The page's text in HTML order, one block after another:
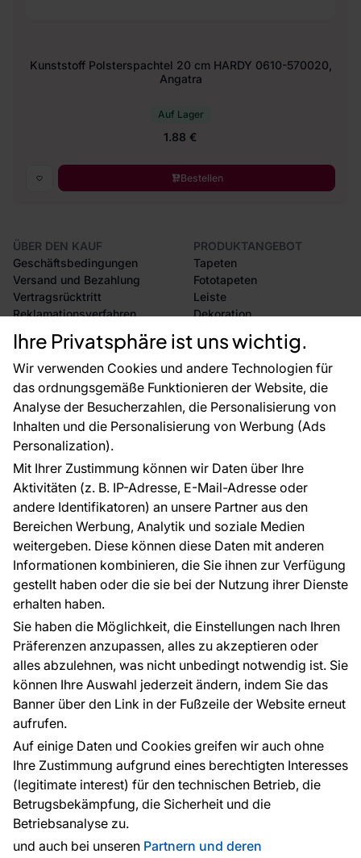
Ihre Privatsphäre ist uns wichtig.
Wir verwenden Cookies und andere Technologien für
das ordnungsgemäße Funktionieren der Website, die
Analyse der Besucherzahlen, die Personalisierung von
Inhalten und die Personalisierung von Werbung (Ads
Personalization).
Mit Ihrer Zustimmung können wir Daten über Ihre
Aktivitäten (z. B. IP-Adresse, E-Mail-Adresse oder
andere Identifikatoren) an unsere Partner aus den
Bereichen Werbung, Analytik und soziale Medien
weitergeben. Diese können diese Daten mit anderen
Informationen kombinieren, die Sie ihnen zur Verfügung
gestellt haben oder die sie bei der Nutzung ihrer Dienste
erhalten haben.
Sie haben die Möglichkeit, die Einstellungen nach Ihren
Präferenzen anzupassen, alles zu akzeptieren oder
alles abzulehnen, was nicht unbedingt notwendig ist. Sie
können Ihre Auswahl jederzeit ändern, indem Sie das
Banner über den Link in der Fußzeile der Website erneut
aufrufen.
Auf einige Daten und Cookies greifen wir auch ohne
Ihre Zustimmung aufgrund eines berechtigten Interesses
(legitimate interest) für den technischen Betrieb, die
Betrugsbekämpfung, die Sicherheit und die
Betriebsanalyse zu.
und auch bei unseren Partnern und deren
Kunststoff Polsterspachtel 20 cm HARDY 0610-570020,
Angatra
Auf Lager
1.88 €
Bestellen
ÜBER DEN KAUF
Geschäftsbedingungen
Versand und Bezahlung
Vertragsrücktritt
Reklamationsverfahren
Rücksendung von Waren
CE-Zertifizierung
Großhandel
Raumvisualisierung
PRODUKTANGEBOT
Tapeten
Fototapeten
Leiste
Dekoration
Selbstklebende Folien
Zubehör
Tapetenmuster
FÜR SIE
Blog
EU-Projekte
Ratschläge und Tipps
FAQ
ÜBER DAS UNTERNEHMEN
Kontakt
Haben Sie Fragen? Wir helfen Ihnen gerne weiter
und beraten Sie persönlich.
+49 781 95633072
service@tapeteneshop.de
Zahlungsarten:
Die Zahlungen werden geleistet von:
Schutz personenbezogener Daten